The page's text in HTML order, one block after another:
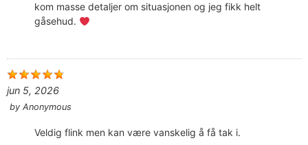
kom masse detaljer om situasjonen og jeg fikk helt
gåsehud.
jun 5, 2026
by Anonymous
Veldig flink men kan være vanskelig å få tak i.